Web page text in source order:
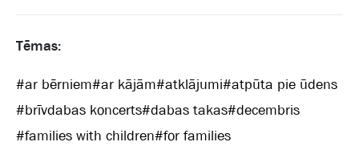
Tēmas:
#ar bērniem#ar kājām#atklājumi#atpūta pie ūdens
#brīvdabas koncerts#dabas takas#decembris
#families with children#for families